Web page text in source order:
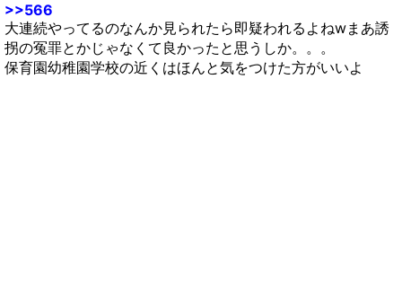
>>566
大連続やってるのなんか見られたら即疑われるよねwまあ誘
拐の冤罪とかじゃなくて良かったと思うしか。。。
保育園幼稚園学校の近くはほんと気をつけた方がいいよ